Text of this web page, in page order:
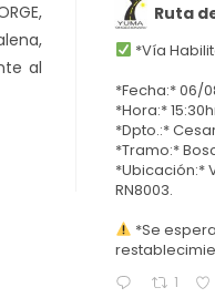
al
Ruta
*Vía
*Fecha:* 06/
*Hora:*
*Dpto.:*
*Tramo:*
*Ubicación:*
RN8003.
*Se
1